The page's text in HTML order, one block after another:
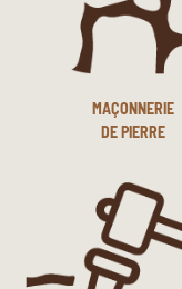
MAÇONNERIE
DE PIERRE